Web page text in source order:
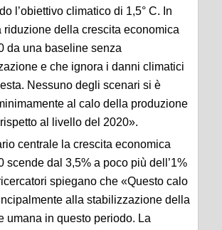
l’obiettivo climatico di 1,5° C. In
riduzione della crescita economica
da una baseline senza
e che ignora i danni climatici
Nessuno degli scenari si è
al calo della produzione
al livello del 2020».
centrale la crescita economica
scende dal 3,5% a poco più dell’1%
spiegano che «Questo calo
alla stabilizzazione della
umana in questo periodo. La